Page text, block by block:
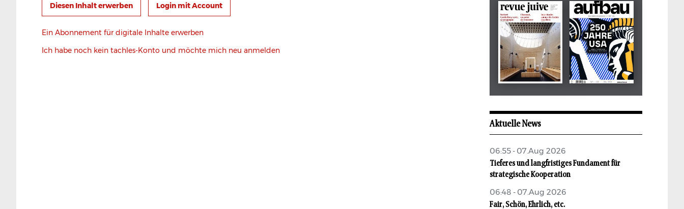
Login mit Account
Ein Abonnement für digitale Inhalte erwerben
Ich habe noch kein tachles-Konto und möchte mich neu anmelden
Dezember 2024
tachles
März 2026
Beilage
Mai 2026 Mai 2026
Aktuelle News
06:55 - 07.Aug 2026
Tieferes und langfristiges Fundament für
strategische Kooperation
06:48 - 07.Aug 2026
Fair, Schön, Ehrlich, etc.